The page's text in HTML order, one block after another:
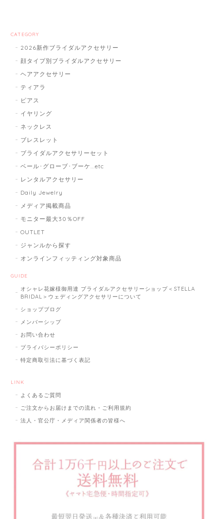
CATEGORY
2026新作ブライダルアクセサリー
顔タイプ別ブライダルアクセサリー
ヘアアクセサリー
ティアラ
ピアス
イヤリング
ネックレス
ブレスレット
ブライダルアクセサリーセット
ベール･グローブ･ブーケ...etc
レンタルアクセサリー
Daily Jewelry
メディア掲載商品
モニター最大30％OFF
OUTLET
ジャンルから探す
オンラインフィッティング対象商品
GUIDE
オシャレ花嫁様御用達 ブライダルアクセサリーショップ＜STELLA
BRIDAL＞ウェディングアクセサリーについて
ショップブログ
メンバーシップ
お問い合わせ
プライバシーポリシー
特定商取引法に基づく表記
LINK
よくあるご質問
ご注文からお届けまでの流れ・ご利用規約
法人・官公庁・メディア関係者の皆様へ